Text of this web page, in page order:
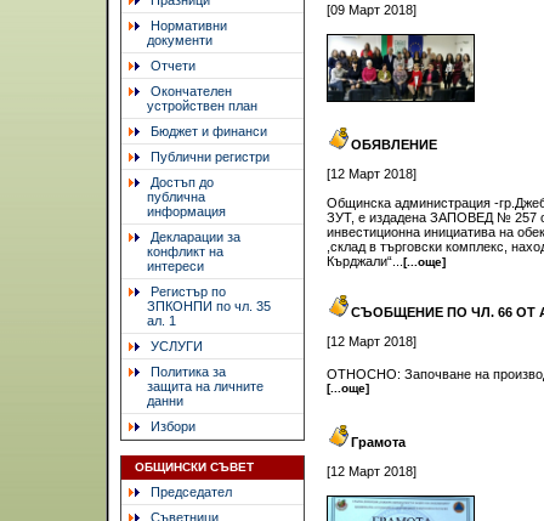
Нормативни
документи
Отчети
Окончателен
устройствен план
Бюджет и финанси
Публични регистри
Достъп до
публична
информация
Декларации за
конфликт на
интереси
Регистър по
ЗПКОНПИ по чл. 35
ал. 1
УСЛУГИ
Политика за
защита на личните
данни
Избори
ОБЩИНСКИ СЪВЕТ
Председател
Съветници
[09 Март 2018]
ОБЯВЛЕНИЕ
[12 Март 2018]
Общинска администрация -
ЗУТ, е издадена ЗАПОВЕД № 257
инвестиционна инициатива на
,склад в търговски комплекс,
Кърджали“... [...още]
СЪОБЩЕНИЕ ПО ЧЛ. 66 ОТ
[12 Март 2018]
ОТНОСНО: Започване на
[...още]
Грамота
[12 Март 2018]